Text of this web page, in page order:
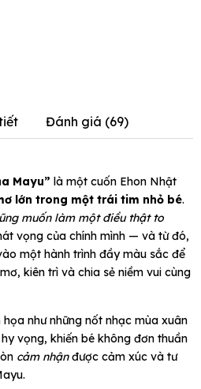
Đánh giá (69)
Mayu” là một cuốn Ehon Nhật
lớn trong một trái tim nhỏ bé.
muốn làm một điều thật to
vọng của chính mình — và từ đó,
một hành trình đầy màu sắc để
kiên trì và chia sẻ niềm vui cùng
như những nốt nhạc mùa xuân
vọng, khiến bé không đơn thuần
cảm nhậnđược cảm xúc và tư